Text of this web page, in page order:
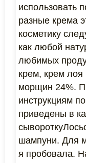
использовать
разные крема
косметику
как любой
любимых
крем, крем лоя
морщин 24%.
инструкциям
приведены в
шампуни. Для
я пробовала.